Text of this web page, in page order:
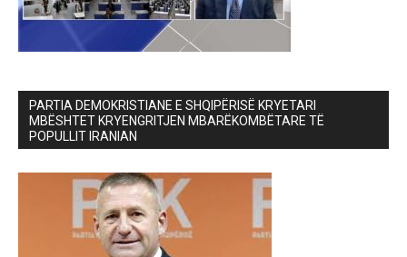
PARTIA DEMOKRISTIANE E SHQIPËRISË KRYETARI
MBËSHTET KRYENGRITJEN MBARËKOMBËTARE TË
POPULLIT IRANIAN